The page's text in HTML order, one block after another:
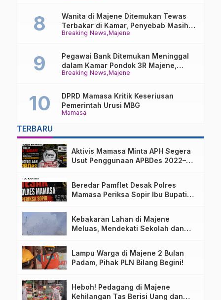
Breaking News Majene
Wanita di Majene Ditemukan Tewas
Terbakar di Kamar, Penyebab Masih
Misterius
Breaking News Majene
Pegawai Bank Ditemukan Meninggal
dalam Kamar Pondok 3R Majene,
Polisi Lakukan Penyelidikan
Mamasa
DPRD Mamasa Kritik Keseriusan
Pemerintah Urusi MBG
TERBARU
Aktivis Mamasa Minta APH Segera
Usut Penggunaan APBDes 2022–
Beredar Pamflet Desak Polres
Mamasa Periksa Sopir Ibu Bupati
Kebakaran Lahan di Majene
Meluas, Mendekati Sekolah dan
Lampu Warga di Majene 2 Bulan
Padam, Pihak PLN Bilang Begini!
Heboh! Pedagang di Majene
Kehilangan Tas Berisi Uang dan